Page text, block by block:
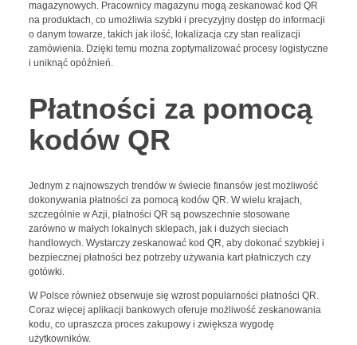
magazynowych. Pracownicy magazynu mogą zeskanować kod QR
na produktach, co umożliwia szybki i precyzyjny dostęp do informacji
o danym towarze, takich jak ilość, lokalizacja czy stan realizacji
zamówienia. Dzięki temu można zoptymalizować procesy logistyczne
i uniknąć opóźnień.
Płatności za pomocą
kodów QR
Jednym z najnowszych trendów w świecie finansów jest możliwość
dokonywania płatności za pomocą kodów QR. W wielu krajach,
szczególnie w Azji, płatności QR są powszechnie stosowane
zarówno w małych lokalnych sklepach, jak i dużych sieciach
handlowych. Wystarczy zeskanować kod QR, aby dokonać szybkiej i
bezpiecznej płatności bez potrzeby używania kart płatniczych czy
gotówki.
W Polsce również obserwuje się wzrost popularności płatności QR.
Coraz więcej aplikacji bankowych oferuje możliwość zeskanowania
kodu, co upraszcza proces zakupowy i zwiększa wygodę
użytkowników.